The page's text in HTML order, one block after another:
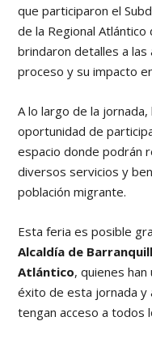
que participaron el
de la Regional Atlántico
brindaron detalles a
proceso y su impacto
A lo largo de la
oportunidad de
espacio donde podrán
diversos servicios y
población migrante.
Esta feria es posible
Alcaldía de
Atlántico, quienes
éxito de esta jornada y
tengan acceso a todos